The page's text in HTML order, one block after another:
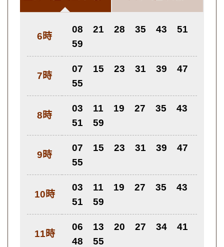
6時
08 21 28 35 43
51
59
7時
07 15 23 31 39
47
55
8時
03 11 19 27 35
43
51
59
9時
07 15 23 31 39
47
55
10時
03 11 19 27 35
43
51
59
11時
06 13 20 27 34
41
48
55